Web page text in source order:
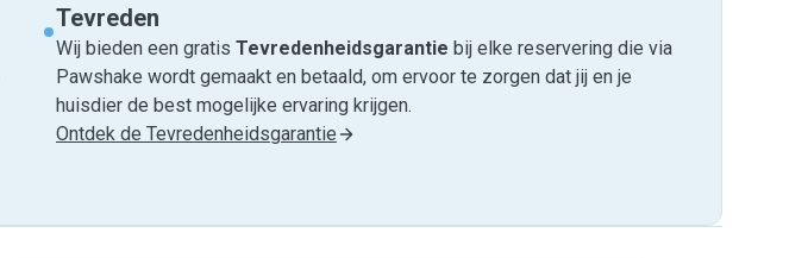
Tevreden
Wij bieden een gratis Tevredenheids­garantie bij elke reservering die via
Pawshake wordt gemaakt en betaald, om ervoor te zorgen dat jij en je
huisdier de best mogelijke ervaring krijgen.
Ontdek de Tevredenheidsgarantie